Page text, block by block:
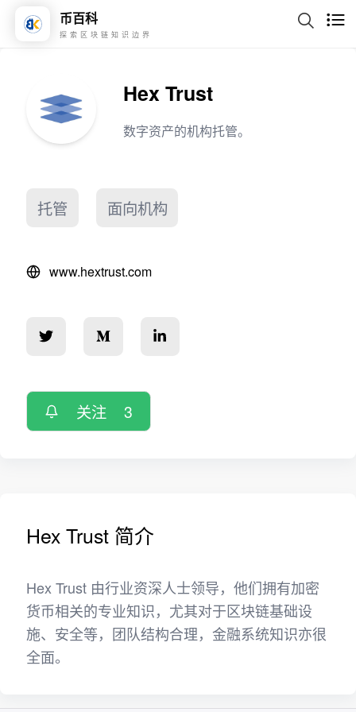
币百科
探索区块链知识边界
Hex Trust
数字资产的机构托管。
托管 面向机构
www.hextrust.com
关注 3
Hex Trust 简介
Hex Trust 由行业资深人士领导，他们拥有加密
货币相关的专业知识，尤其对于区块链基础设
施、安全等，团队结构合理，金融系统知识亦很
全面。